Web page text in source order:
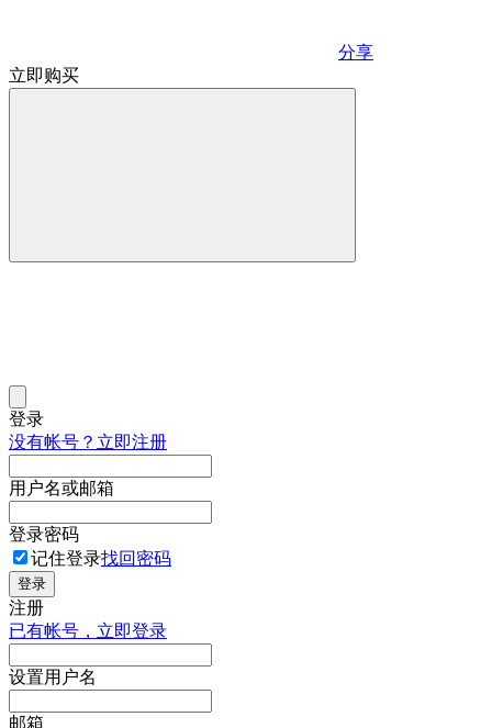
分享
立即购买
登录
没有帐号？立即注册
用户名或邮箱
登录密码
记住登录找回密码
登录
注册
已有帐号，立即登录
设置用户名
邮箱